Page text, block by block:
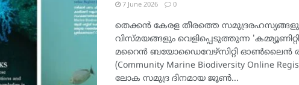
7 June 2026
0
തെക്കൻ കേരള തീരത്തെ
വിസ്മയങ്ങളും വെളിപ്പെടുത്തുന്ന 'കമ്മ്യൂണിറ്റി
മറൈൻ ബയോഡൈവേഴ്സിറ്റി ഓൺലൈൻ
(Community Marine Biodiversity Online
ലോക സമുദ്ര ദിനമായ ജൂൺ...